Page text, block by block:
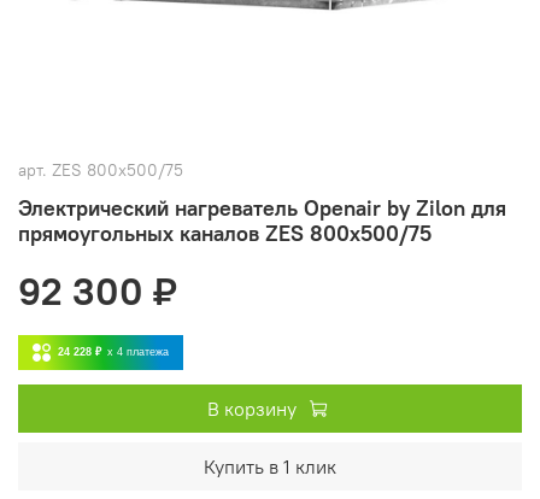
арт. ZES 800x500/75
Электрический нагреватель Openair by Zilon для
прямоугольных каналов ZES 800x500/75
92 300 ₽
24 228 ₽ x 4 платежа
В корзину
Купить в 1 клик